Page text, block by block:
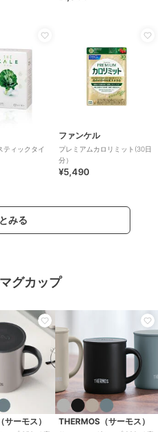
ティックタイ
ファンケル
プレミアムカロリミット(30日
分）
¥5,490
みる
グカップ
ーモス） THERMOS（サーモス）